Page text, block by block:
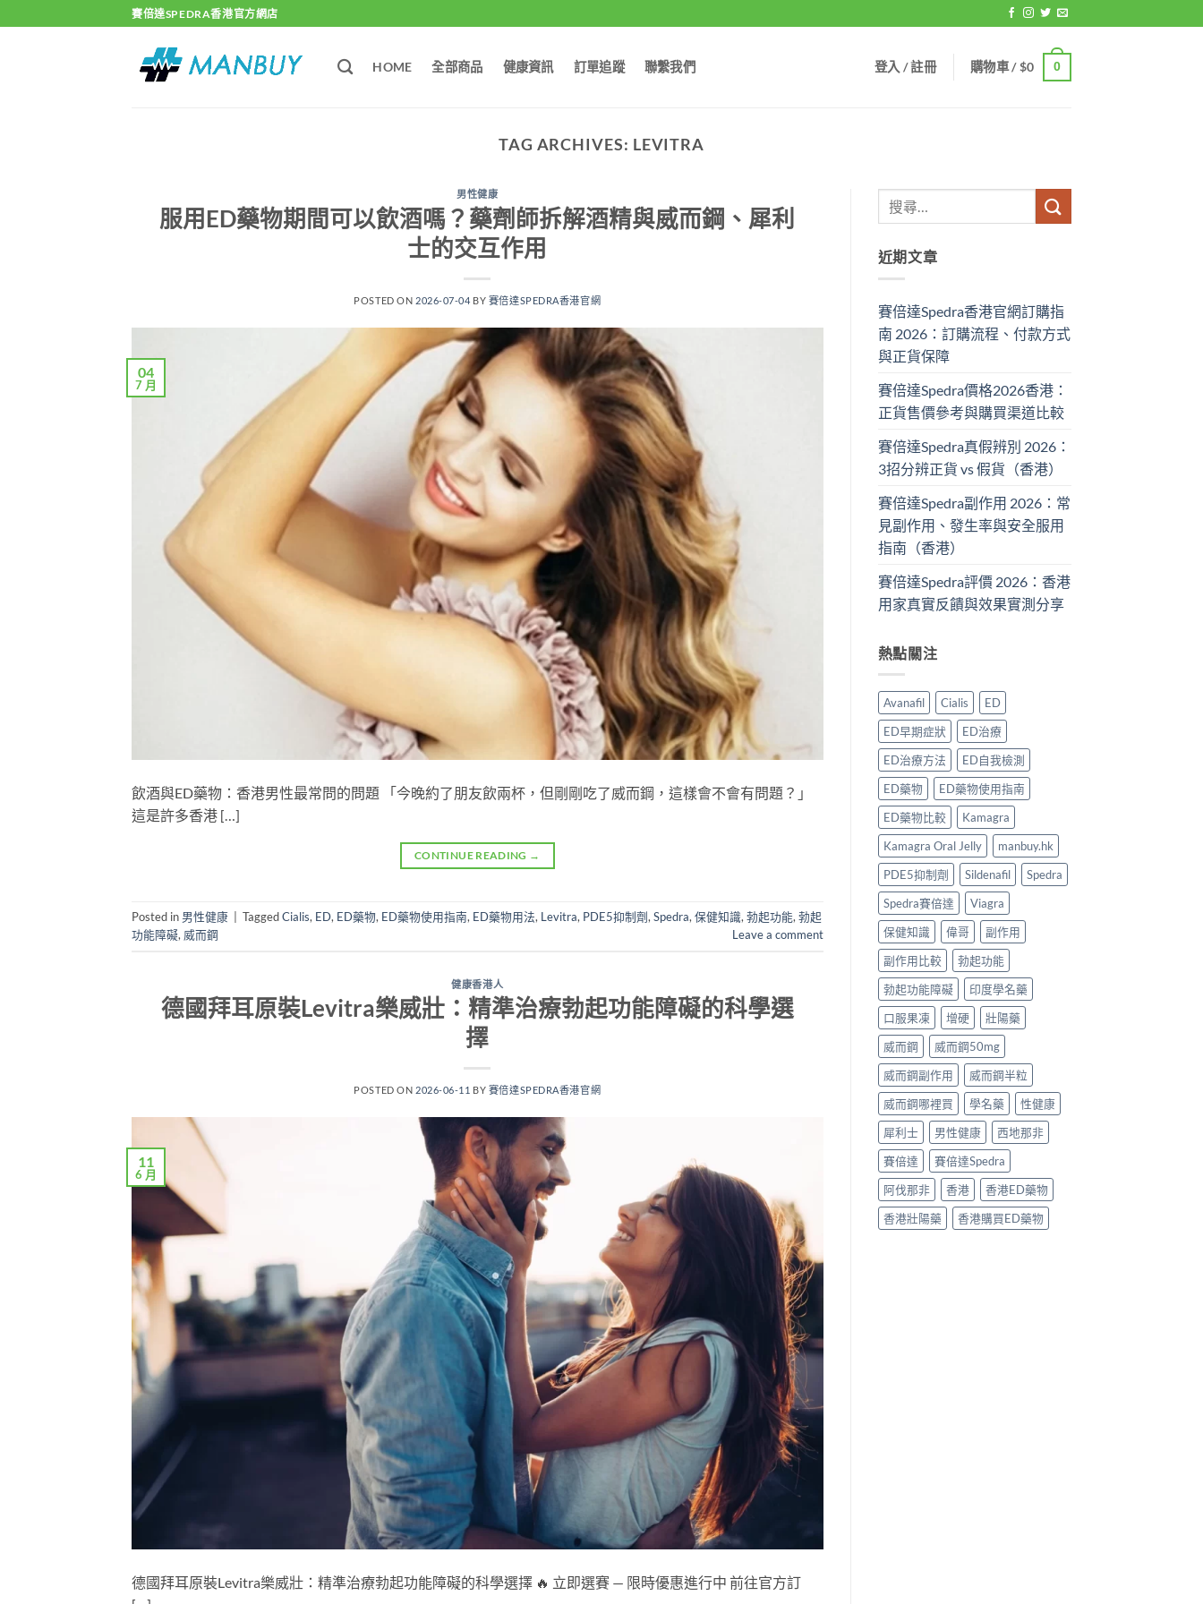
to
賽倍達SPEDRA香港官方網店
HOME 全部商品 健康資訊 訂單追蹤 聯繫我們 登入 / 註冊 購物車 /$0 0
TAG ARCHIVES: LEVITRA
男性健康
服用ED藥物期間可以飲酒嗎？藥劑師拆解酒精與威而鋼、犀利
士的交互作用
POSTED ON 2026-07-04 BY 賽倍達SPEDRA香港官網
04
7 月
飲酒與ED藥物：香港男性最常問的問題 「今晚約了朋友飲兩杯，但剛剛吃了威而鋼，這樣會不會有問題？」
這是許多香港 […]
CONTINUE READING →
Posted in 男性健康 TaggedCialis, ED, ED藥物, ED藥物使用指南, ED藥物用法, Levitra, PDE5抑制劑, Spedra, 保健知識, 勃起功能, 勃起
功能障礙, 威而鋼 Leave a comment
健康香港人
德國拜耳原裝Levitra樂威壯：精準治療勃起功能障礙的科學選
擇
POSTED ON 2026-06-11 BY 賽倍達SPEDRA香港官網
11
6 月
德國拜耳原裝Levitra樂威壯：精準治療勃起功能障礙的科學選擇 🔥 立即選賽 — 限時優惠進行中 前往官方訂
近期文章
賽倍達Spedra香港官網訂購指
南 2026：訂購流程、付款方式
與正貨保障
賽倍達Spedra價格2026香港：
正貨售價參考與購買渠道比較
賽倍達Spedra真假辨別 2026：
3招分辨正貨 vs 假貨（香港）
賽倍達Spedra副作用 2026：常
見副作用、發生率與安全服用
指南（香港）
賽倍達Spedra評價 2026：香港
用家真實反饋與效果實測分享
熱點關注
Avanafil Cialis
ED
ED早期症狀
ED治療
ED治療方法
ED自我檢測
ED藥物
ED藥物使用指南
ED藥物比較
Kamagra
Kamagra Oral Jelly
manbuy.hk
PDE5抑制劑
Sildenafil
Spedra
Spedra賽倍達
Viagra
保健知識
偉哥
副作用
副作用比較
勃起功能
勃起功能障礙
印度學名藥
口服果凍
增硬
壯陽藥
威而鋼
威而鋼50mg
威而鋼副作用
威而鋼半粒
威而鋼哪裡買
學名藥
性健康
犀利士
男性健康
西地那非
賽倍達
賽倍達Spedra
阿伐那非
香港
香港ED藥物
香港壯陽藥
香港購買ED藥物